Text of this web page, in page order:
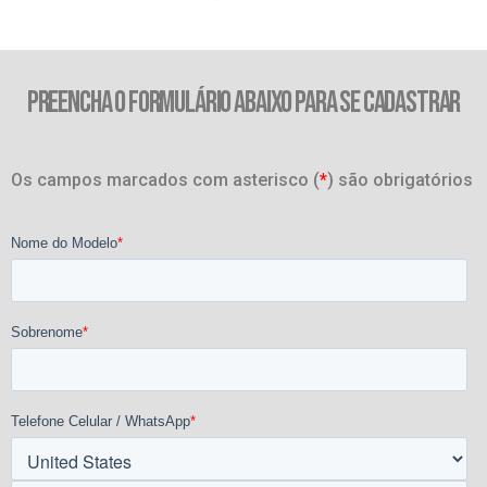
PREENCHA O FORMULÁRIO ABAIXO PARA SE CADASTRAR
Os campos marcados com asterisco (*) são obrigatórios